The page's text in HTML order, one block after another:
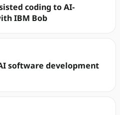
coding to AI-
IBM Bob
software development